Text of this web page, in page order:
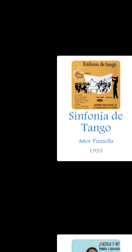
Sinfonía de
Tango
Astor Piazzolla
1955